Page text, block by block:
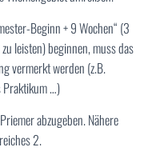
Beginn + 9 Wochen“ (3
leisten) beginnen, muss das
vermerkt werden (z.B.
…)
abzugeben. Nähere
2.